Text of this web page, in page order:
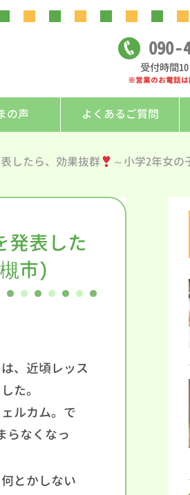
090-
受付時間
※営業のお電話は
の声 よくあるご質問
したら、効果抜群 ～小学2年女
発表した
市)
、近頃レッス
た。
ルカム。で
らなくなっ
とかしない